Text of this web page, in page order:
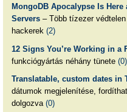
MongoDB Apocalypse Is
Servers– Több tízezer
hackerek (2)
12 Signs You’re Working in a
funkciógyártás néhány tünete (0)
Translatable, custom dates in
dátumok megjelenítése,
dolgozva (0)